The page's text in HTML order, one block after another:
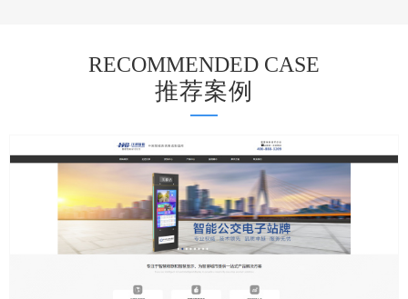
RECOMMENDED CASE
推荐案例